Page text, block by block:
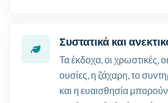
Συστατικά και
Τα έκδοχα, οι χρωστικές,
ουσίες, η ζάχαρη, το
και η ευαισθησία